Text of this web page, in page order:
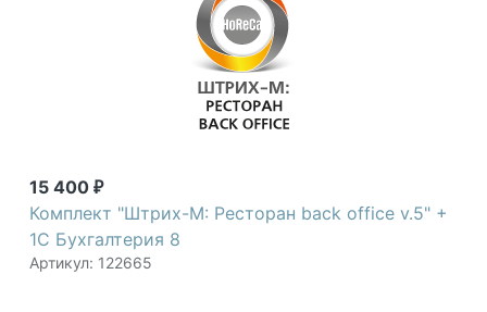
15 400 ₽
Комплект "Штрих-М: Ресторан back office v.5" +
1С Бухгалтерия 8
Артикул: 122665